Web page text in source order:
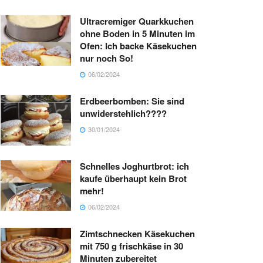
Ultracremiger Quarkkuchen
ohne Boden in 5 Minuten im
Ofen: Ich backe Käsekuchen
nur noch So!
06/02/2024
Erdbeerbomben: Sie sind
unwiderstehlich????
30/01/2024
Schnelles Joghurtbrot: ich
kaufe überhaupt kein Brot
mehr!
06/02/2024
Zimtschnecken Käsekuchen
mit 750 g frischkäse in 30
Minuten zubereitet